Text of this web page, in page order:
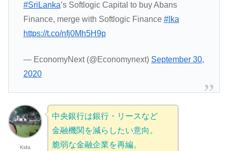
#SriLanka’s Softlogic Capital to buy Abans
Finance, merge with Softlogic Finance #lka
https://t.co/nfj0Mh5H9p
— EconomyNext (@Economynext) September 30,
2020
Kida
中央銀行は銀行・リースなど
金融機関を減らしたい意向。
脆弱な金融企業を再編。